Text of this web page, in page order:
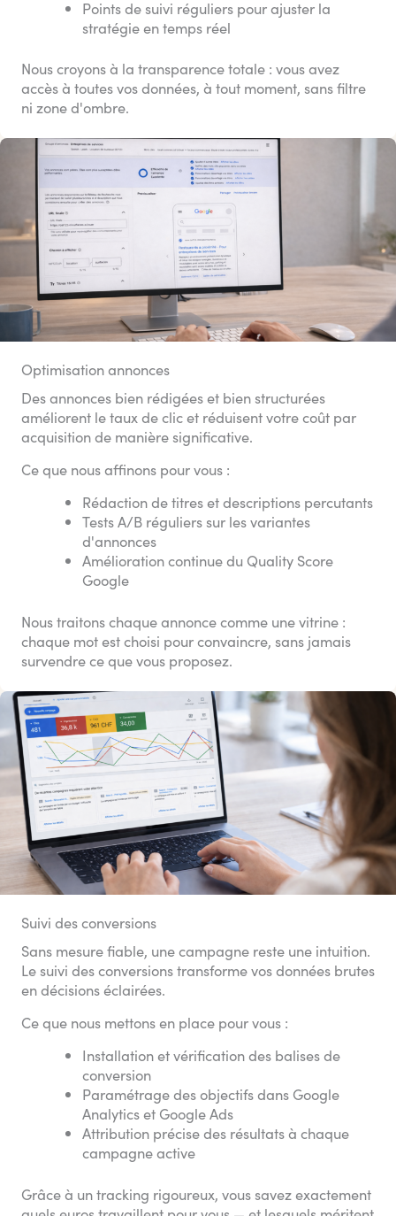
Points de suivi réguliers pour ajuster la
stratégie en temps réel
Nous croyons à la transparence totale : vous avez
accès à toutes vos données, à tout moment, sans filtre
ni zone d'ombre.
Optimisation annonces
Des annonces bien rédigées et bien structurées
améliorent le taux de clic et réduisent votre coût par
acquisition de manière significative.
Ce que nous affinons pour vous :
Rédaction de titres et descriptions percutants
Tests A/B réguliers sur les variantes
d'annonces
Amélioration continue du Quality Score
Google
Nous traitons chaque annonce comme une vitrine :
chaque mot est choisi pour convaincre, sans jamais
survendre ce que vous proposez.
Suivi des conversions
Sans mesure fiable, une campagne reste une intuition.
Le suivi des conversions transforme vos données brutes
en décisions éclairées.
Ce que nous mettons en place pour vous :
Installation et vérification des balises de
conversion
Paramétrage des objectifs dans Google
Analytics et Google Ads
Attribution précise des résultats à chaque
campagne active
Grâce à un tracking rigoureux, vous savez exactement